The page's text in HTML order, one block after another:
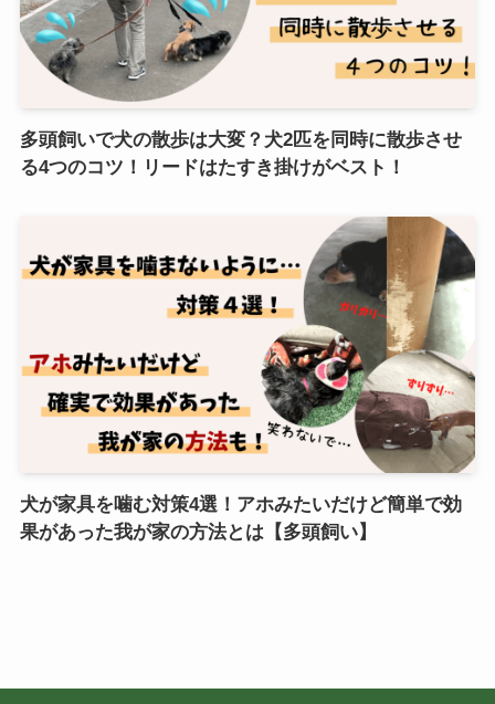
多頭飼いで犬の散歩は大変？犬2匹を同時に散歩させ
る4つのコツ！リードはたすき掛けがベスト！
犬が家具を噛む対策4選！アホみたいだけど簡単で効
果があった我が家の方法とは【多頭飼い】